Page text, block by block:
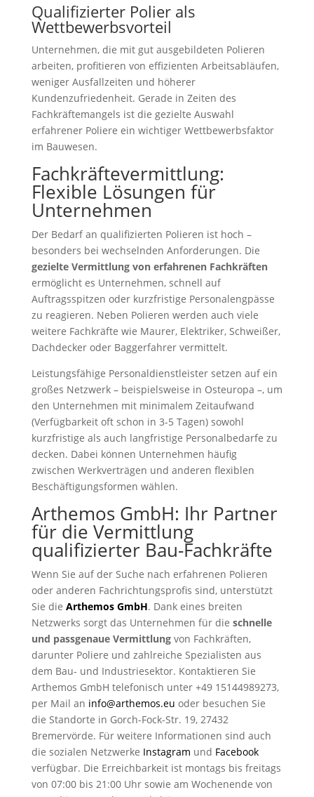
Qualifizierter Polier als
Wettbewerbsvorteil
Unternehmen, die mit gut ausgebildeten Polieren
arbeiten, profitieren von effizienten Arbeitsabläufen,
weniger Ausfallzeiten und höherer
Kundenzufriedenheit. Gerade in Zeiten des
Fachkräftemangels ist die gezielte Auswahl
erfahrener Poliere ein wichtiger Wettbewerbsfaktor
im Bauwesen.
Fachkräftevermittlung:
Flexible Lösungen für
Unternehmen
Der Bedarf an qualifizierten Polieren ist hoch –
besonders bei wechselnden Anforderungen. Die
gezielte Vermittlung von erfahrenen Fachkräften
ermöglicht es Unternehmen, schnell auf
Auftragsspitzen oder kurzfristige Personalengpässe
zu reagieren. Neben Polieren werden auch viele
weitere Fachkräfte wie Maurer, Elektriker, Schweißer,
Dachdecker oder Baggerfahrer vermittelt.
Leistungsfähige Personaldienstleister setzen auf ein
großes Netzwerk – beispielsweise in Osteuropa –, um
den Unternehmen mit minimalem Zeitaufwand
(Verfügbarkeit oft schon in 3-5 Tagen) sowohl
kurzfristige als auch langfristige Personalbedarfe zu
decken. Dabei können Unternehmen häufig
zwischen Werkverträgen und anderen flexiblen
Beschäftigungsformen wählen.
Arthemos GmbH: Ihr Partner
für die Vermittlung
qualifizierter Bau-Fachkräfte
Wenn Sie auf der Suche nach erfahrenen Polieren
oder anderen Fachrichtungsprofis sind, unterstützt
Sie die Arthemos GmbH. Dank eines breiten
Netzwerks sorgt das Unternehmen für die schnelle
und passgenaue Vermittlungvon Fachkräften,
darunter Poliere und zahlreiche Spezialisten aus
dem Bau- und Industriesektor. Kontaktieren Sie
Arthemos GmbH telefonisch unter +49 15144989273,
per Mail an info@arthemos.eu oder besuchen Sie
die Standorte in Gorch-Fock-Str. 19, 27432
Bremervörde. Für weitere Informationen sind auch
die sozialen Netzwerke Instagram und Facebook
verfügbar. Die Erreichbarkeit ist montags bis freitags
von 07:00 bis 21:00 Uhr sowie am Wochenende von